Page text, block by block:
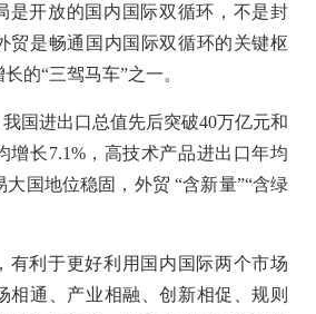
是开放的国内国际双循环，不是封
贸是畅通国内国际双循环的关键枢
的“三驾马车”之一。
国进出口总值先后突破40万亿元和
增长7.1%，高技术产品进出口年均
大国地位稳固，外贸 “含新量”“含绿
有利于更好利用国内国际两个市场
相通、产业相融、创新相促、规则